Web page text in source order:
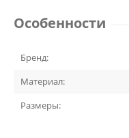
Особенности
Бренд:
Материал:
Размеры: